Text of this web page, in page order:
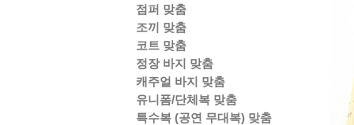
점퍼 맞춤
조끼 맞춤
코트 맞춤
정장 바지 맞춤
캐주얼 바지 맞춤
유니폼/단체복 맞춤
특수복 (공연 무대복) 맞춤